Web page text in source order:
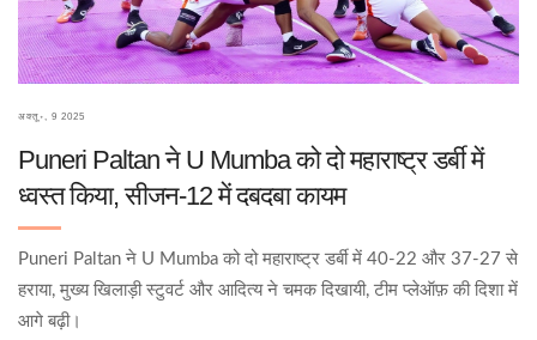
अक्तू॰, 9 2025
Puneri Paltan ने U Mumba को दो महाराष्ट्र डर्बी में
ध्वस्त किया, सीजन‑12 में दबदबा कायम
Puneri Paltan ने U Mumba को दो महाराष्ट्र डर्बी में 40‑22 और 37‑27 से
हराया, मुख्य खिलाड़ी स्टुवर्ट और आदित्य ने चमक दिखायी, टीम प्लेऑफ़ की दिशा में
आगे बढ़ी।